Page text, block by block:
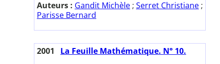
Auteurs : Gandit Michèle ; Serret Christiane ;
Parisse Bernard
2001
La Feuille Mathématique. N° 10.